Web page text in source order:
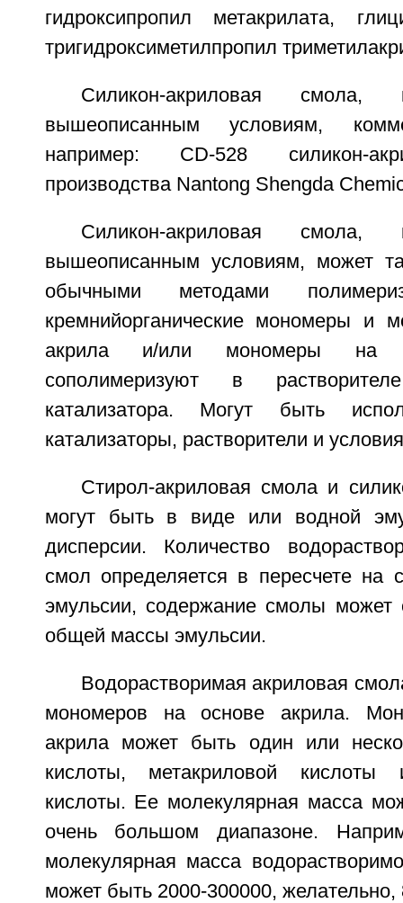
гидроксипропил метакрилата,
тригидроксиметилпропил
Силикон-акриловая смола,
вышеописанным условиям,
например: CD-528 силикон-
производства Nantong Shengda
Силикон-акриловая смола,
вышеописанным условиям, может
обычными методами
кремнийорганические мономеры и
акрила и/или мономеры на
сополимеризуют в
катализатора. Могут быть
катализаторы, растворители и
Стирол-акриловая смола и
могут быть в виде или водной
дисперсии. Количество
смол определяется в пересчете на
эмульсии, содержание смолы может
общей массы эмульсии.
Водорастворимая акриловая
мономеров на основе акрила.
акрила может быть один или
кислоты, метакриловой кислоты
кислоты. Ее молекулярная масса
очень большом диапазоне.
молекулярная масса
может быть 2000-300000, желательно,